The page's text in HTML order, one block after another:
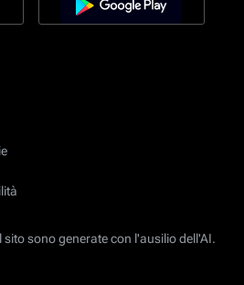
sito sono generate con l'ausilio dell'AI.